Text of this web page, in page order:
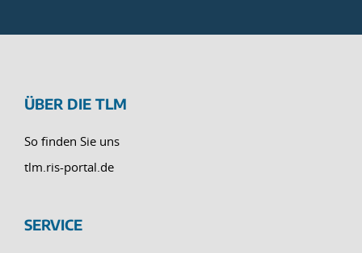
ÜBER DIE TLM
So finden Sie uns
tlm.ris-portal.de
SERVICE